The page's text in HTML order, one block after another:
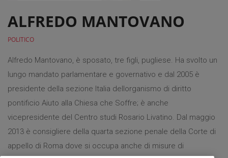
ALFREDO MANTOVANO
POLITICO
Alfredo Mantovano, è sposato, tre figli, pugliese. Ha svolto un
lungo mandato parlamentare e governativo e dal 2005 è
presidente della sezione Italia dellorganismo di diritto
pontificio Aiuto alla Chiesa che Soffre; è anche
vicepresidente del Centro studi Rosario Livatino. Dal maggio
2013 è consigliere della quarta sezione penale della Corte di
appello di Roma dove si occupa anche di misure di